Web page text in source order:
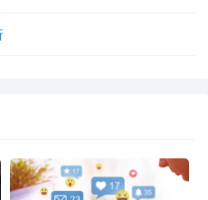
在接受外媒采访时说，“如
所有的个人资料信息。目前他们
有游戏库被隐藏。这并不合